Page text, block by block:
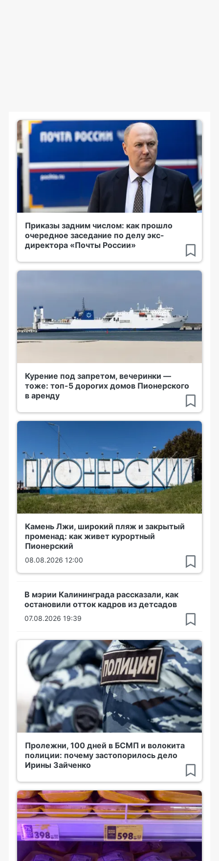
Приказы задним числом: как прошло
очередное заседание по делу экс-
директора «Почты России»
Курение под запретом, вечеринки —
тоже: топ-5 дорогих домов Пионерского
в аренду
Камень Лжи, широкий пляж и закрытый
променад: как живет курортный
Пионерский
08.08.2026 12:00
В мэрии Калининграда рассказали, как
остановили отток кадров из детсадов
07.08.2026 19:39
Пролежни, 100 дней в БСМП и волокита
полиции: почему застопорилось дело
Ирины Зайченко